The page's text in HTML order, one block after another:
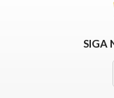
SIGA